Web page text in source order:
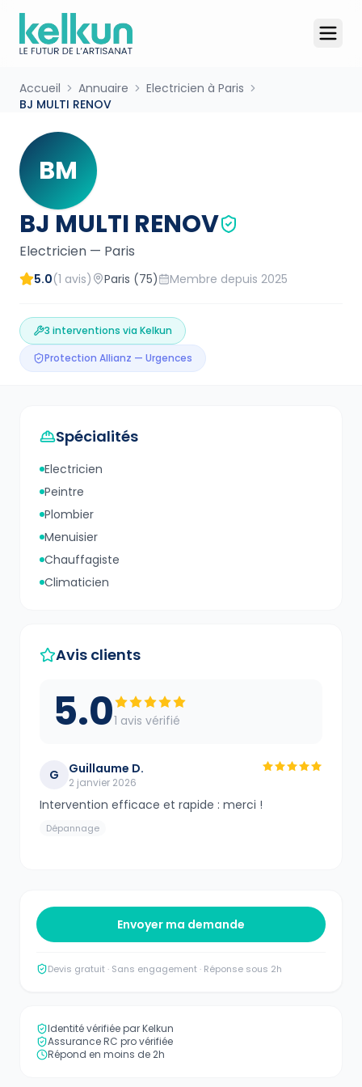
Accueil Annuaire
Electricien à Paris
BJ MULTI RENOV
BM
BJ MULTI RENOV
Electricien — Paris
5.0(1 avis) Paris (75) Membre depuis 2025
3 interventions via Kelkun
Protection Allianz — Urgences
Spécialités
Electricien
Peintre
Plombier
Menuisier
Chauffagiste
Climaticien
Avis clients
5.01 avis vérifié
G Guillaume D.
2 janvier 2026
Intervention efficace et rapide : merci !
Dépannage
Envoyer ma demande
Devis gratuit · Sans engagement · Réponse sous 2h
Identité vérifiée par Kelkun
Assurance RC pro vérifiée
Répond en moins de 2h